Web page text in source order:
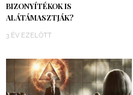
BIZONYÍTÉKOK IS
ALÁTÁMASZTJÁK?
3 ÉV EZELŐTT